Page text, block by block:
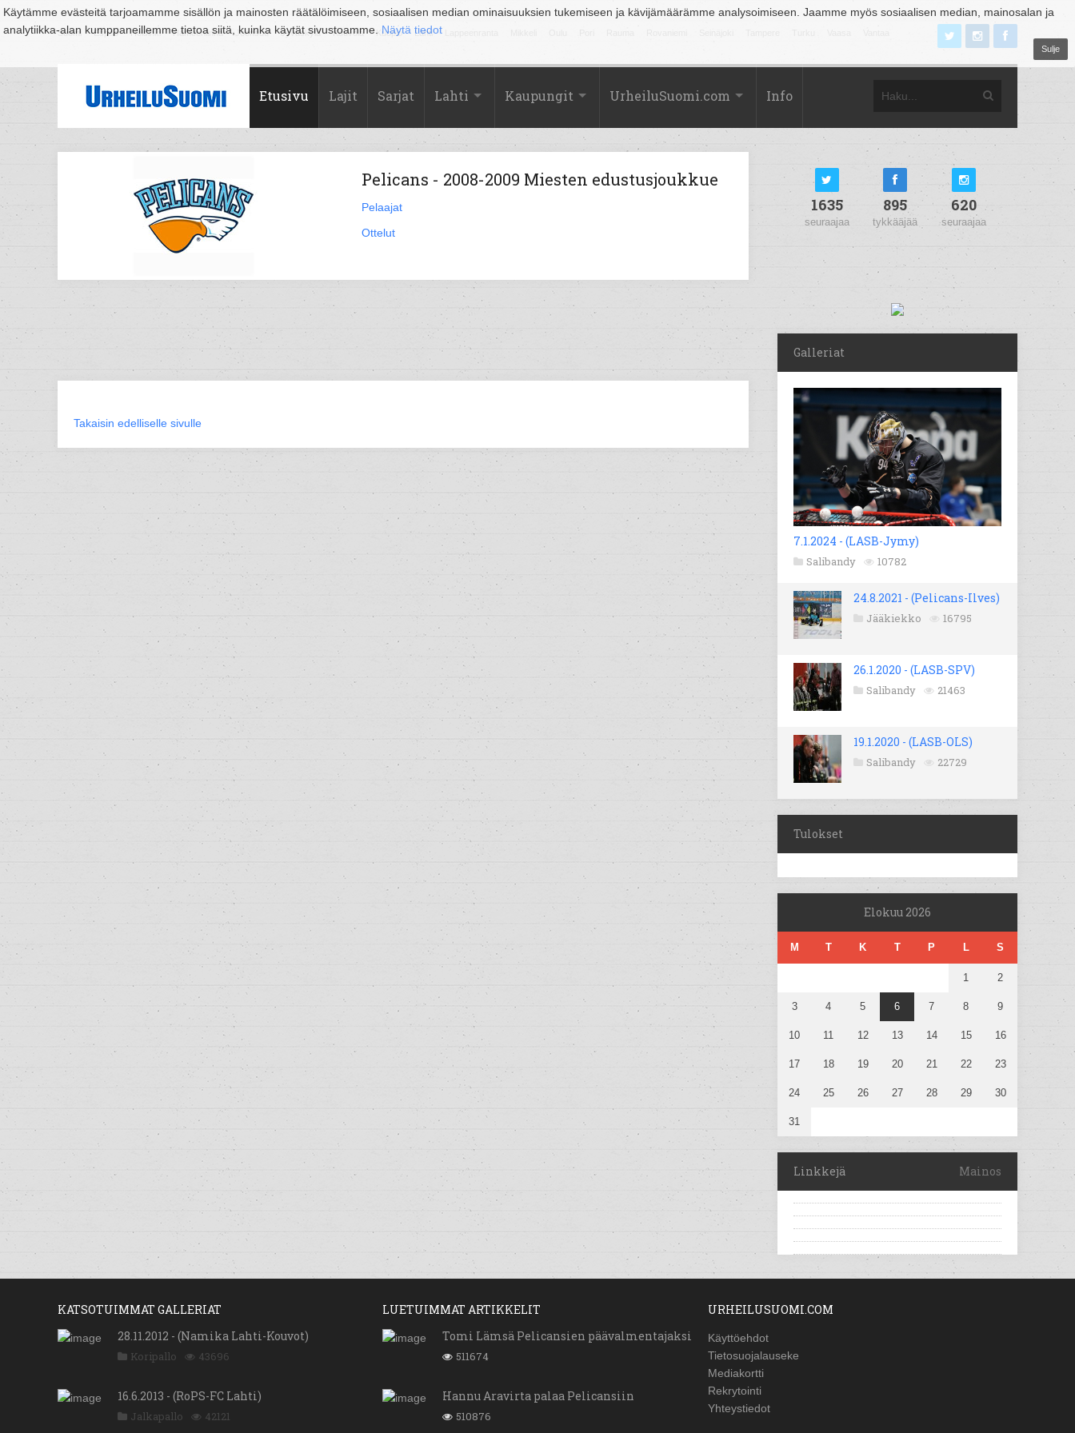
Käytämme evästeitä tarjoamamme sisällön ja mainosten räätälöimiseen, sosiaalisen median ominaisuuksien tukemiseen ja kävijämäärämme analysoimiseen. Jaamme myös sosiaalisen median, mainosalan ja
analytiikka-alan kumppaneillemme tietoa siitä, kuinka käytät sivustoamme. Näytä tiedot
Sulje
Suomi Espoo Helsinki Hämeenlinna Joensuu Jyväskylä Kouvola Kuopio Lahti
Etusivu Lajit Sarjat Lahti Kaupungit UrheiluSuomi.com Info
Pelicans - 2008-2009 Miesten edustusjoukkue
Pelaajat
Ottelut
Takaisin edelliselle sivulle
1635
seuraajaa
895
tykkääjää
620
seuraajaa
Galleriat
7.1.2024 - (LASB-Jymy)
Salibandy 10782
24.8.2021 - (Pelicans-Ilves)
Jääkiekko 16795
26.1.2020 - (LASB-SPV)
Salibandy 21463
19.1.2020 - (LASB-OLS)
Salibandy 22729
Tulokset
Elokuu 2026
M T K T P L S
1 2
3 4 5 6 7 8 9
10 11 12 13 14 15 16
17 18 19 20 21 22 23
24 25 26 27 28 29 30
31
Linkkejä Mainos
KATSOTUIMMAT GALLERIAT
28.11.2012 - (Namika Lahti-Kouvot)
Koripallo 43696
16.6.2013 - (RoPS-FC Lahti)
Jalkapallo 42121
LUETUIMMAT ARTIKKELIT
Tomi Lämsä Pelicansien päävalmentajaksi
511674
Hannu Aravirta palaa Pelicansiin
510876
URHEILUSUOMI.COM
Käyttöehdot
Tietosuojalauseke
Mediakortti
Rekrytointi
Yhteystiedot